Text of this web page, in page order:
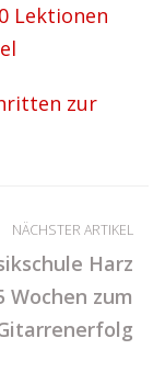
Lektionen
zur
NÄCHSTER ARTIKEL
Harz
Wochen zum